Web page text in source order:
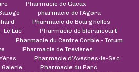
Pharmacie de Gueux
pharmacie de l'Agora
Pharmacie de Bourghelles
Le Luc
Pharmacie de blerancourt
Pharmacie du Centre Corbie - Totum
Pharmacie de Trévières
Pharmacie d’Avesnes-le-Sec
Pharmacie du Parc